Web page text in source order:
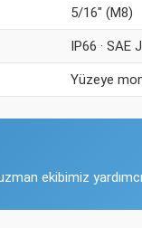
5/16" (M8)
IP66 · SAE
Yüzeye
ekibimiz